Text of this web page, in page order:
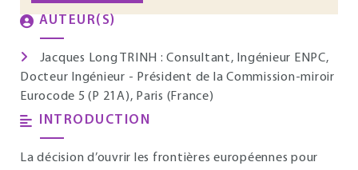
AUTEUR(S)
Jacques Long TRINH : Consultant, Ingénieur ENPC,
Docteur Ingénieur - Président de la Commission-miroir
Eurocode 5 (P 21A), Paris (France)
INTRODUCTION
La décision d’ouvrir les frontières européennes pour